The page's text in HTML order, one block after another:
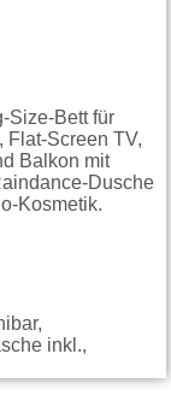
Size-Bett für
Flat-Screen TV,
Balkon mit
Dusche
Kosmetik.
inkl.,